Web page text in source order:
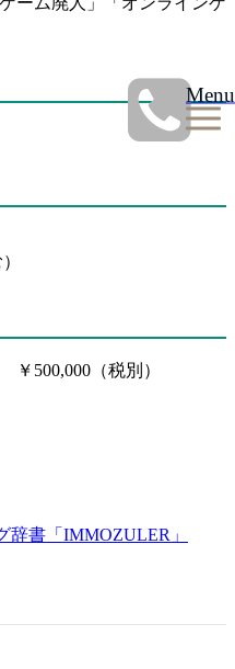
Menu
500,000（税別）
辞書「IMMOZULER」